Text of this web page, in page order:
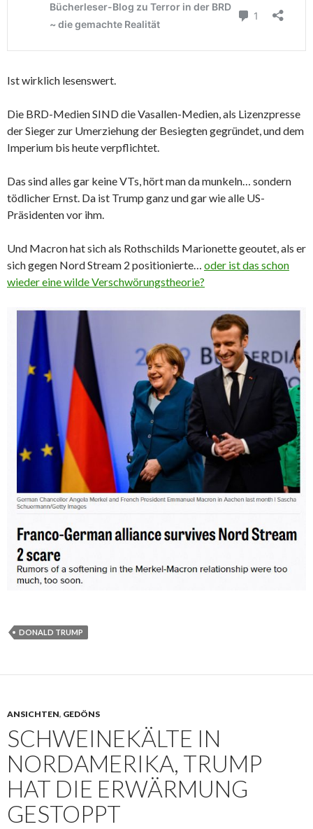
Ist wirklich lesenswert.
Die BRD-Medien SIND die Vasallen-Medien, als Lizenzpresse
der Sieger zur Umerziehung der Besiegten gegründet, und dem
Imperium bis heute verpflichtet.
Das sind alles gar keine VTs, hört man da munkeln… sondern
tödlicher Ernst. Da ist Trump ganz und gar wie alle US-
Präsidenten vor ihm.
Und Macron hat sich als Rothschilds Marionette geoutet, als er
sich gegen Nord Stream 2 positionierte… oder ist das schon
wieder eine wilde Verschwörungstheorie?
DONALD TRUMP
ANSICHTEN, GEDÖNS
SCHWEINEKÄLTE IN
NORDAMERIKA, TRUMP
HAT DIE ERWÄRMUNG
GESTOPPT